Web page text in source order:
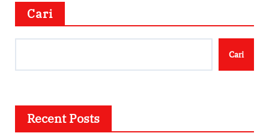
Cari
Cari
Recent Posts